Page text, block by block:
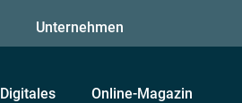
Unternehmen
Digitales Online-Magazin